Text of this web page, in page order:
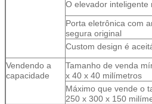
Deixe um
Ligaremos para
O elevador inteligente
Porta eletrônica com
segura original
Custom design é
Vendendo a
capacidade
Tamanho de venda
x 40 x 40 milímetros
Máximo que vende o
250 x 300 x 150